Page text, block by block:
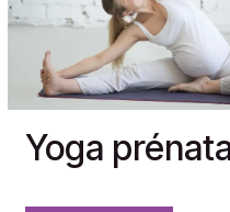
Yoga